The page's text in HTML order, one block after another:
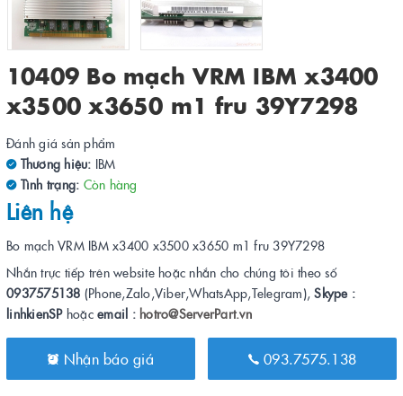
10409 Bo mạch VRM IBM x3400
x3500 x3650 m1 fru 39Y7298
Đánh giá sản phẩm
Thương hiệu: IBM
Tình trạng: Còn hàng
Liên hệ
Bo mạch VRM IBM x3400 x3500 x3650 m1 fru 39Y7298
Nhắn trực tiếp trên website hoặc nhắn cho chúng tôi theo số
0937575138 (Phone,Zalo,Viber,WhatsApp,Telegram),Skype :
linhkienSPhoặc email : hotro@ServerPart.vn
Nhận báo giá 093.7575.138